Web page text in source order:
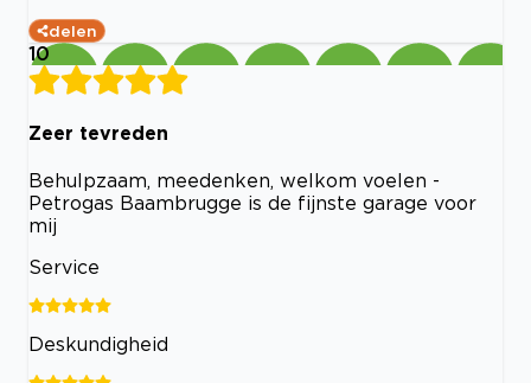
delen
10
Zeer tevreden
Behulpzaam, meedenken, welkom voelen -
Petrogas Baambrugge is de fijnste garage voor
mij
Service
Deskundigheid